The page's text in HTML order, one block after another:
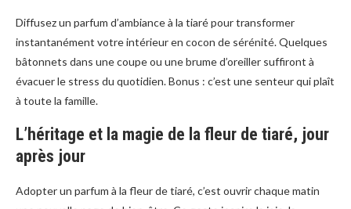
Diffusez un parfum d’ambiance à la tiaré pour transformer
instantanément votre intérieur en cocon de sérénité. Quelques
bâtonnets dans une coupe ou une brume d’oreiller suffiront à
évacuer le stress du quotidien. Bonus : c’est une senteur qui plaît
à toute la famille.
L’héritage et la magie de la fleur de tiaré, jour
après jour
Adopter un parfum à la fleur de tiaré, c’est ouvrir chaque matin